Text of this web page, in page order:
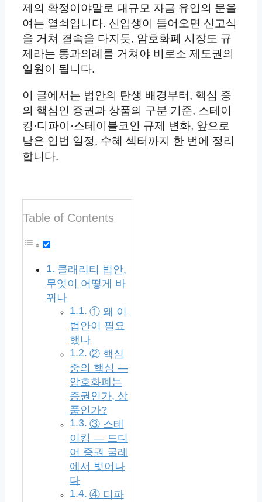
제의 확정이야말로 대규모 자금 유입의 문을
여는 열쇠입니다. 신입생이 들어오면 신고식
을 거쳐 결속을 다지듯, 암호화폐 시장도 규
제라는 통과의례를 거쳐야 비로소 제도권의
일원이 됩니다.
이 글에서는 법안의 탄생 배경부터, 핵심 중
의 핵심인 증권과 상품의 구분 기준, 스테이
킹·디파이·스테이블코인 규제 변화, 앞으로
남은 입법 일정, 수혜 섹터까지 한 번에 정리
합니다.
Table of Contents
클래리티 법안,
무엇이 어떻게 바
뀌나
① 왜 이
법안이 필요
했나
② 핵심
중의 핵심 —
암호화폐는
증권인가, 상
품인가?
③ 스테
이킹 — 드디
어 증권 굴레
에서 벗어나
다
④ 디파